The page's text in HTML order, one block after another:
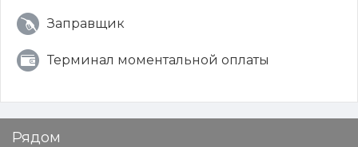
Заправщик
Терминал моментальной оплаты
Рядом